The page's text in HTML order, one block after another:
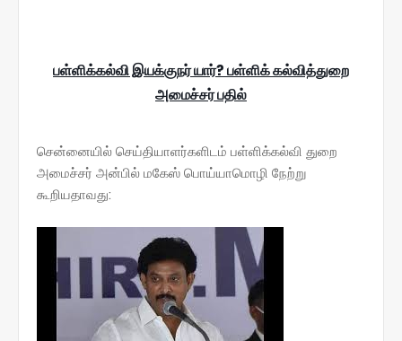
பள்ளிக்கல்வி இயக்குநர் யார்? பள்ளிக் கல்வித்துறை
அமைச்சர் பதில்
சென்னையில் செய்தியாளர்களிடம் பள்ளிக்கல்வி துறை
அமைச்சர் அன்பில் மகேஸ் பொய்யாமொழி நேற்று
கூறியதாவது: